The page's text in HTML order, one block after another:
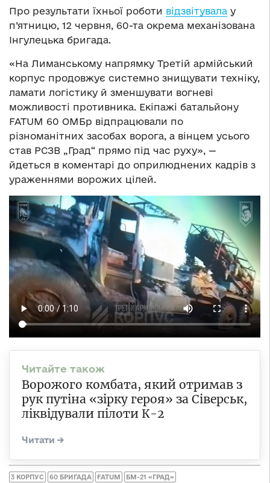
Про результати їхньої роботи відзвітувала у
п’ятницю, 12 червня, 60-та окрема механізована
Інгулецька бригада.
«На Лиманському напрямку Третій армійський
корпус продовжує системно знищувати техніку,
ламати логістику й зменшувати вогневі
можливості противника. Екіпажі батальйону
FATUM 60 ОМБр відпрацювали по
різноманітних засобах ворога, а вінцем усього
став РСЗВ „Град“ прямо під час руху», —
йдеться в коментарі до оприлюднених кадрів з
ураженнями ворожих цілей.
Ворожого комбата, який отримав з
рук путіна «зірку героя» за Сіверськ,
ліквідували пілоти К-2
3 КОРПУС 60 БРИГАДА FATUM БМ-21 «ГРАД»